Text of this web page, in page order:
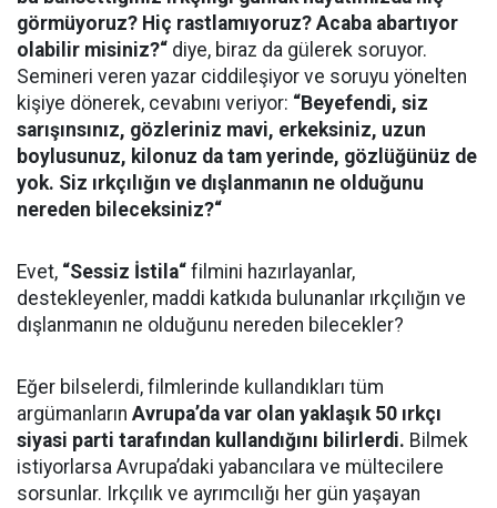
görmüyoruz? Hiç rastlamıyoruz? Acaba abartıyor
olabilir misiniz?“ diye, biraz da gülerek soruyor.
Semineri veren yazar ciddileşiyor ve soruyu yönelten
kişiye dönerek, cevabını veriyor: “Beyefendi, siz
sarışınsınız, gözleriniz mavi, erkeksiniz, uzun
boylusunuz, kilonuz da tam yerinde, gözlüğünüz de
yok. Siz ırkçılığın ve dışlanmanın ne olduğunu
nereden bileceksiniz?“
Evet, “Sessiz İstila“ filmini hazırlayanlar,
destekleyenler, maddi katkıda bulunanlar ırkçılığın ve
dışlanmanın ne olduğunu nereden bilecekler?
Eğer bilselerdi, filmlerinde kullandıkları tüm
argümanların Avrupa’da var olan yaklaşık 50 ırkçı
siyasi parti tarafından kullandığını bilirlerdi. Bilmek
istiyorlarsa Avrupa’daki yabancılara ve mültecilere
sorsunlar. Irkçılık ve ayrımcılığı her gün yaşayan